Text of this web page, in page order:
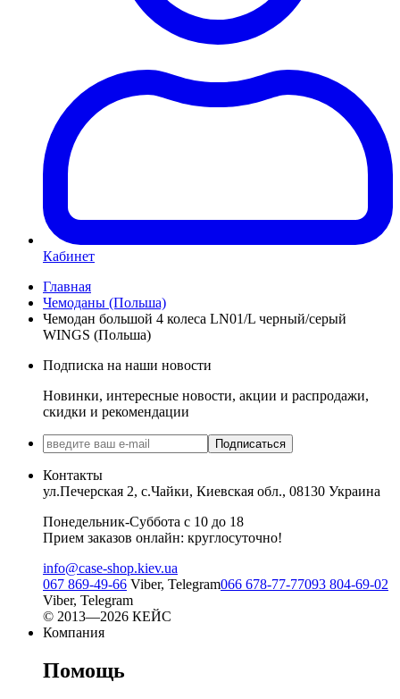
Кабинет
Главная
Чемоданы (Польша)
Чемодан большой 4 колеса LN01/L черный/серый
WINGS (Польша)
Подписка на наши новости
Новинки, интересные новости, акции и распродажи,
скидки и рекомендации
Подписаться
Контакты
ул.Печерская 2, с.Чайки, Киевская обл., 08130 Украина
Понедельник-Суббота с 10 до 18
Прием заказов онлайн: круглосуточно!
info@case-shop.kiev.ua
067 869-49-66 Viber, Telegram066 678-77-77093 804-69-02
Viber, Telegram
© 2013—2026 КЕЙС
Компания
Помощь